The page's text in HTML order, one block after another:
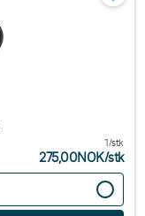
1/stk
275,00NOK/stk